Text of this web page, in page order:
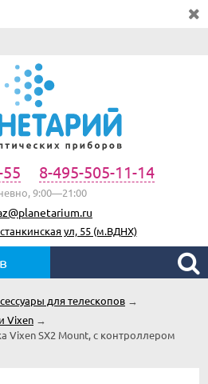
8-495-505-11-14
9:00—21:00
ул, 55 (м.ВДНХ)
для телескопов →
Vixen →
Vixen SX2 Mount, с контроллером